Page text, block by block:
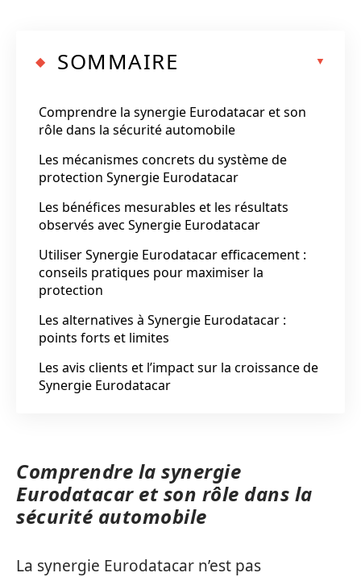
SOMMAIRE
Comprendre la synergie Eurodatacar et son
rôle dans la sécurité automobile
Les mécanismes concrets du système de
protection Synergie Eurodatacar
Les bénéfices mesurables et les résultats
observés avec Synergie Eurodatacar
Utiliser Synergie Eurodatacar efficacement :
conseils pratiques pour maximiser la
protection
Les alternatives à Synergie Eurodatacar :
points forts et limites
Les avis clients et l’impact sur la croissance de
Synergie Eurodatacar
Comprendre la synergie
Eurodatacar et son rôle dans la
sécurité automobile
La synergie Eurodatacar n’est pas